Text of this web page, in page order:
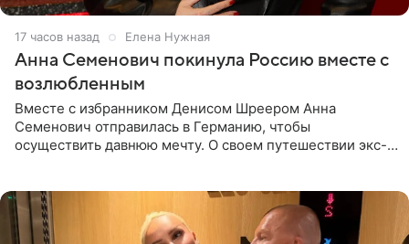
17 часов назад Елена Нужная
Анна Семенович покинула Россию вместе с
возлюбленным
Вместе с избранником Денисом Шреером Анна
Семенович отправилась в Германию, чтобы
осуществить давнюю мечту. О своем путешествии экс-